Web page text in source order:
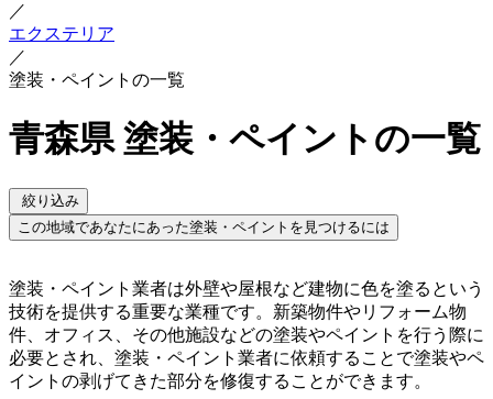
／
エクステリア
／
塗装・ペイントの一覧
青森県 塗装・ペイントの一覧
絞り込み
この地域であなたにあった塗装・ペイントを見つけるには
塗装・ペイント業者は外壁や屋根など建物に色を塗るという
技術を提供する重要な業種です。新築物件やリフォーム物
件、オフィス、その他施設などの塗装やペイントを行う際に
必要とされ、塗装・ペイント業者に依頼することで塗装やペ
イントの剥げてきた部分を修復することができます。